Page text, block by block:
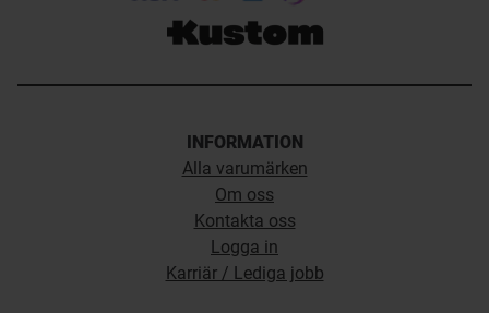
INFORMATION
Alla varumärken
Om oss
Kontakta oss
Logga in
Karriär / Lediga jobb